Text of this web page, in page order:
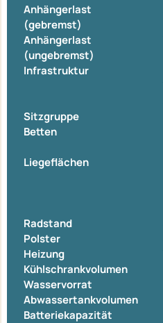
Anhängerlast
(gebremst)
Anhängerlast
(ungebremst)
Infrastruktur
Sitzgruppe
Betten
Liegeflächen
Radstand
Polster
Heizung
Kühlschrankvolumen
Wasservorrat
Abwassertankvolumen
Batteriekapazität